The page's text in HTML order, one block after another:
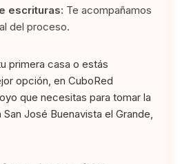
escrituras: Te acompañamos
del proceso.
primera casa o estás
opción, en CuboRed
que necesitas para tomar la
José Buenavista el Grande,